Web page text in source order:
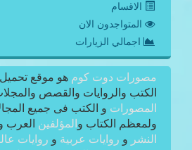
الاقسام
المتواجدون الان
اجمالي الزيارات
مصورات دوت كوم هو موقع
الكتب والروايات والقصص
المصورات و الكتب فى جميع
ولمعظم الكتاب و المؤلفين العرب
النشر و روايات عربية و روايات